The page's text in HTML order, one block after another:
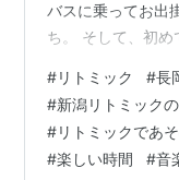
バスに乗ってお出
ち。 そして、初め
いきます。 あんな
んだ後は、会場内
のところへ帰りま
のお膝がいちばん
#リトミック #長
#新潟リトミック
#リトミックであ
#楽しい時間 #音